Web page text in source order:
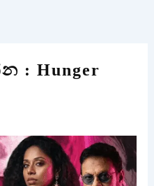
: Hunger